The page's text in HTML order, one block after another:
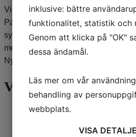
Vid MSA kan man ha viss nytta av
Parkinsonläkemedel, men den här
symtom att hålla koll på än
mediciner mot t.ex. blodtrycksfall
Nyholm
Våra sponsorer
inklusive: bättre
funktionalitet, statistik och
Genom att klicka på "OK"
dessa ändamål.
Läs mer om vår
behandling av
webbplats.
VISA